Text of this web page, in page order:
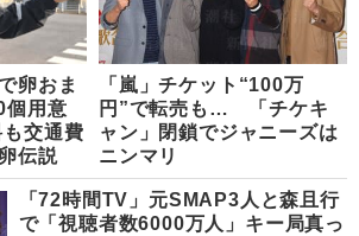
卵おま
個用意
交通費
伝説
「嵐」チケット“100万
円”で転売も… 「チケキ
ャン」閉鎖でジャニーズは
ニンマリ
「72時間TV」元SMAP3人と森且行
で「視聴者数6000万人」キー局真っ